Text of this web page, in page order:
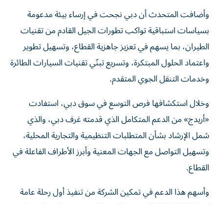
وأضافت المتحدث أن دبي نجحت في إرساء بيئة مدعومة
بسياسات استباقية تواكب تطورات الجيل القادم من تقنيات
الطيران، بما يسهم في تعزيز جاهزية القطاع، وتسهيل تطوير
واعتماد الحلول المبتكرة، وتسريع تبنّي تقنيات السيارات الطائرة
وخدمات التنقل الجوي المتقدم.
وخلال استكشافها فرص التوسع في سوق دبي، استفادت
«أريدج» من الدعم المتكامل الذي قدمته غرف دبي، والذي
شمل الإرشاد بشأن المتطلبات التنظيمية والتجارية المحلية،
وتسهيل التواصل مع الجهات المعنية وأبرز الأطراف الفاعلة في
القطاع.
وأسهم هذا الدعم في تمكين الشركة من تنفيذ أول رحلة عامة